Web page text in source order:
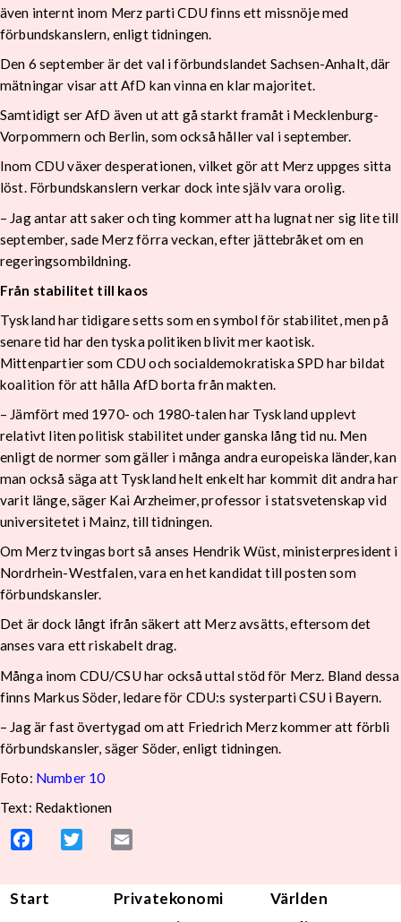
även internt inom Merz parti CDU finns ett missnöje med
förbundskanslern, enligt tidningen.
Den 6 september är det val i förbundslandet Sachsen-Anhalt, där
mätningar visar att AfD kan vinna en klar majoritet.
Samtidigt ser AfD även ut att gå starkt framåt i Mecklenburg-
Vorpommern och Berlin, som också håller val i september.
Inom CDU växer desperationen, vilket gör att Merz uppges sitta
löst. Förbundskanslern verkar dock inte själv vara orolig.
– Jag antar att saker och ting kommer att ha lugnat ner sig lite till
september, sade Merz förra veckan, efter jättebråket om en
regeringsombildning.
Från stabilitet till kaos
Tyskland har tidigare setts som en symbol för stabilitet, men på
senare tid har den tyska politiken blivit mer kaotisk.
Mittenpartier som CDU och socialdemokratiska SPD har bildat
koalition för att hålla AfD borta från makten.
– Jämfört med 1970- och 1980-talen har Tyskland upplevt
relativt liten politisk stabilitet under ganska lång tid nu. Men
enligt de normer som gäller i många andra europeiska länder, kan
man också säga att Tyskland helt enkelt har kommit dit andra har
varit länge, säger Kai Arzheimer, professor i statsvetenskap vid
universitetet i Mainz, till tidningen.
Om Merz tvingas bort så anses Hendrik Wüst, ministerpresident i
Nordrhein-Westfalen, vara en het kandidat till posten som
förbundskansler.
Det är dock långt ifrån säkert att Merz avsätts, eftersom det
anses vara ett riskabelt drag.
Många inom CDU/CSU har också uttal stöd för Merz. Bland dessa
finns Markus Söder, ledare för CDU:s systerparti CSU i Bayern.
– Jag är fast övertygad om att Friedrich Merz kommer att förbli
förbundskansler, säger Söder, enligt tidningen.
Foto: Number 10
Text: Redaktionen
Facebook Twitter
Start Privatekonomi
Världen